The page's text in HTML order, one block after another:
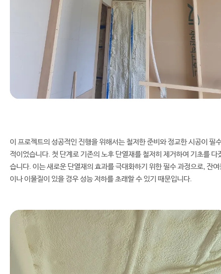
이 프로젝트의 성공적인 진행을 위해서는 철저한 준비와 정교한 시공이 필
적이었습니다. 첫 단계로 기존의 노후 단열재를 철저히 제거하여 기초를 다
습니다. 이는 새로운 단열재의 효과를 극대화하기 위한 필수 과정으로, 잔여
이나 이물질이 있을 경우 성능 저하를 초래할 수 있기 때문입니다.